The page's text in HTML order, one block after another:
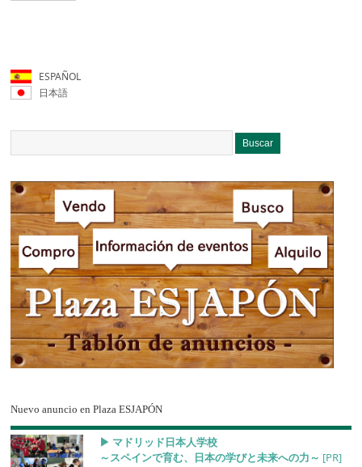
ESPAÑOL
日本語
Nuevo anuncio en Plaza ESJAPÓN
▶︎ マドリッド日本人学校
～スペインで育む、日本の学びと未来への力～ [PR]